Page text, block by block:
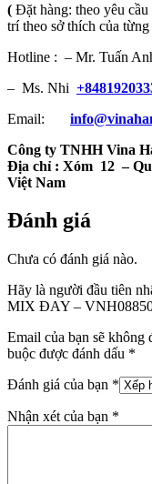
( Đặt hàng: theo yêu
trí theo sở thích của
Hotline : – Mr. Tuấn
– Ms. Nhi
Email:
Công ty TNHH Vina
Địa chỉ : Xóm 12 –
Việt Nam
Đánh giá
Chưa có đánh giá nào.
Hãy là người đầu tiên
MIX ĐAY –
Email của bạn sẽ không
buộc được đánh dấu *
Đánh giá của bạn *
Nhận xét của bạn *